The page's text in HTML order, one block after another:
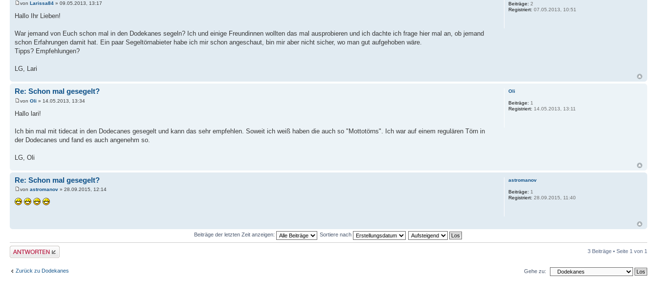
von Larissa84 » 09.05.2013, 13:17
Hallo Ihr Lieben!
War jemand von Euch schon mal in den Dodekanes segeln? Ich und einige Freundinnen wollten das mal ausprobieren und ich dachte ich frage hier mal an, ob jemand
schon Erfahrungen damit hat. Ein paar Segeltörnabieter habe ich mir schon angeschaut, bin mir aber nicht sicher, wo man gut aufgehoben wäre.
Tipps? Empfehlungen?
LG, Lari
Beiträge: 2
Registriert: 07.05.2013, 10:51
Re: Schon mal gesegelt?
von Oli » 14.05.2013, 13:34
Hallo lari!
Ich bin mal mit tidecat in den Dodecanes gesegelt und kann das sehr empfehlen. Soweit ich weiß haben die auch so "Mottotörns". Ich war auf einem regulären Törn in
der Dodecanes und fand es auch angenehm so.
LG, Oli
Oli
Beiträge: 1
Registriert: 14.05.2013, 13:11
Re: Schon mal gesegelt?
von astromanov » 28.09.2015, 12:14
astromanov
Beiträge: 1
Registriert: 28.09.2015, 11:40
Beiträge der letzten Zeit anzeigen: Sortiere nach
Antwort erstellen 3 Beiträge • Seite 1 von 1
Zurück zu Dodekanes Gehe zu: